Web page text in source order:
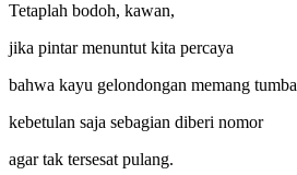
Tetaplah bodoh, kawan,
jika pintar menuntut kita percaya
bahwa kayu gelondongan memang
kebetulan saja sebagian diberi nomor
agar tak tersesat pulang.